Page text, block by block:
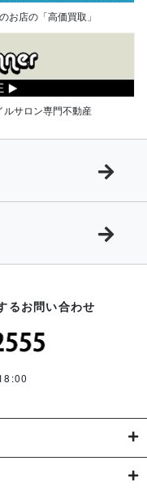
お店の「高価買取」
サロン専門不動産
るお問い合わせ